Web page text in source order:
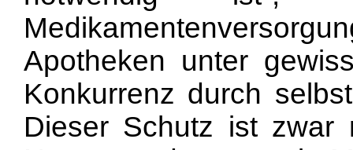
Apotheken unter
Konkurrenz durch
Dieser Schutz ist zwar